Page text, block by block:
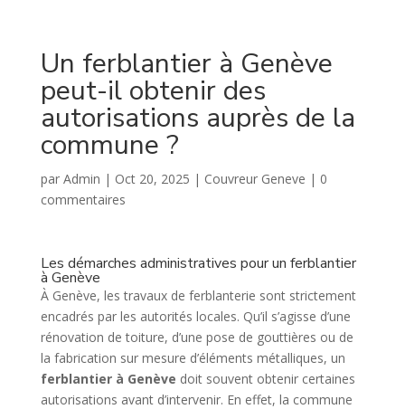
Un ferblantier à Genève
peut-il obtenir des
autorisations auprès de la
commune ?
par Admin | Oct 20, 2025 | Couvreur Geneve | 0
commentaires
Les démarches administratives pour un ferblantier
à Genève
À Genève, les travaux de ferblanterie sont strictement
encadrés par les autorités locales. Qu’il s’agisse d’une
rénovation de toiture, d’une pose de gouttières ou de
la fabrication sur mesure d’éléments métalliques, un
ferblantier à Genève doit souvent obtenir certaines
autorisations avant d’intervenir. En effet, la commune